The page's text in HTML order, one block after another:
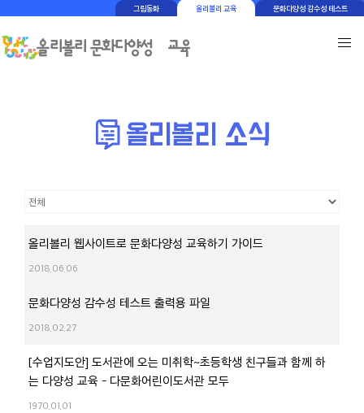
그림동화 올리볼리 교육 문화다양성 감수성 테스트
올리볼리 웹사이트로 문화다양성 교육하기 가이드
2018.06.06
문화다양성 감수성 테스트 출력용 파일
2018.02.27
[수업지도안] 도서관에 오는 미취학~초등학생 친구들과 함께 하
는 다양성 교육 - 다문화어린이도서관 모두
1970.01.01